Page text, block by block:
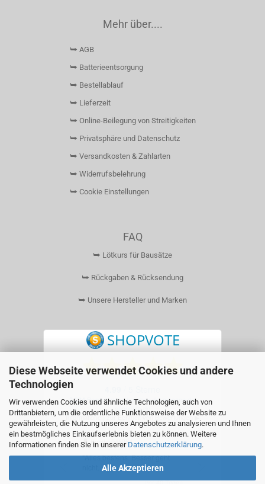
Diese Webseite verwendet Cookies und andere
Technologien
Wir verwenden Cookies und ähnliche Technologien, auch von
Drittanbietern, um die ordentliche Funktionsweise der Website zu
gewährleisten, die Nutzung unseres Angebotes zu analysieren und Ihnen
ein bestmögliches Einkaufserlebnis bieten zu können. Weitere
Informationen finden Sie in unserer Datenschutzerklärung.
Alle Akzeptieren
Mehr über....
⮩ AGB
⮩ Batterieentsorgung
⮩ Bestellablauf
⮩ Lieferzeit
⮩ Online-Beilegung von Streitigkeiten
⮩ Privatsphäre und Datenschutz
⮩ Versandkosten & Zahlarten
⮩ Widerrufsbelehrung
⮩ Cookie Einstellungen
FAQ
⮩ Lötkurs für Bausätze
⮩ Rückgaben & Rücksendung
⮩ Unsere Hersteller und Marken